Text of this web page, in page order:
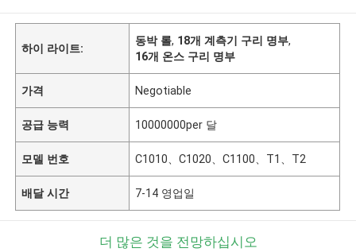
하이 라이트:
동박 롤, 18개 계측기 구리 명부,
16개 온스 구리 명부
가격 Negotiable
공급 능력 10000000per 달
모델 번호 C1010、C1020、C1100、T1、T2
배달 시간 7-14 영업일
더 많은 것을 전망하십시오